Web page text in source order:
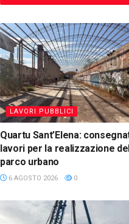
LAVORI PUBBLICI
Quartu Sant’Elena:
lavori per la realizzazione del
parco urbano
6 AGOSTO 2026 0